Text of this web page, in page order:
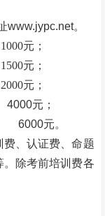
www.jypc.net。
1000元；
1500元；
2000元；
元；
6000元。
费、认证费、命题
。除考前培训费各